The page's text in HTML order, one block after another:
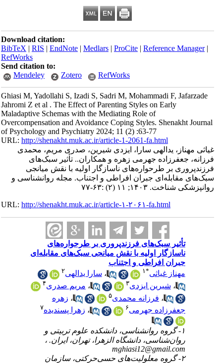
Download citation:
BibTeX|RIS|EndNote|Medlars|ProCite|Reference Manager
RefWorks
Send citation to:
Mendeley
Zotero RefWorks
Ghiasi M, Yadollahi S, Izadi S, Sadri M, Mohammadi F, Jafarzade
Jahromi Z et al . The Effect of Parenting Styles on Early
Maladaptive Schemas with the Mediating Role of
Overcompensation and Avoidance Coping Styles. Shenakht Journal
of Psychology and Psychiatry 2024; 11 (2) :63-77
URL:http://shenakht.muk.ac.ir/article-1-2061-fa.html
غیاثی مهناز، یدالهی سارا، ایزدی شیرین، صدری مریم، محمدی
فرزانه، جعفرزاده جهرمی زهره و همکاران.. تأثیر سبک‌های
فرزندپروری بر طرحواره‌های ناسازگار اولیه با نقش میانجی
سبک‌های مقابله‌ای ‌جبران افراطی و اجتناب. مجله روانشناسی و
روانپزشکی شناخت. ۱۴۰۳; ۱۱ (۲) :۶۳-۷۷
URL:http://shenakht.muk.ac.ir/article-۱-۲۰۶۱-fa.html
تأثیر سبک‌های فرزندپروری بر طرحواره‌های
ناسازگار اولیه با نقش میانجی سبک‌های مقابله‌ای
‌جبران افراطی و اجتناب
مهناز غیاثی
۱ ،سارا یدالهی
،شیرین ایزدی ،مریم صدری
،فرزانه محمدی ،زهره
جعفرزاده جهرمی
،زهرا پسندیده
۱- گروه روانشناسی، دانشکده علوم تربیتی و
روان‌شناسی، دانشگاه الزهرا، تهران، ایران. ،
mghiasi12@gmail.com
۲- گروه معلولیت‌های حسی‌حرکتی، سازمان